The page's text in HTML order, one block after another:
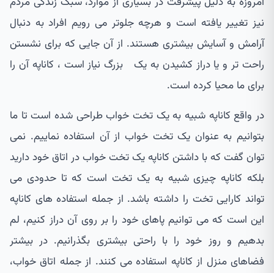
نیز تغییر یافته است و هرچه جلوتر می رویم افراد به دنبال
آرامش و آسایش بیشتری هستند. از آن جایی که برای نشستن
راحت تر و یا دراز کشیدن به یک بزرگ نیاز است ، کاناپه آن را
برای ما محیا کرده است.
در واقع کاناپه شبیه به یک تخت خواب طراحی شده است تا ما
بتوانیم به عنوان یک تخت خواب از آن استفاده نماییم. نمی
توان گفت که با داشتن کاناپه یک تخت خواب در اتاق خود دارید
بلکه کاناپه چیزی شبیه به یک تخت است که تا حدودی می
تواند کارایی تخت را داشته باشد. از جمله استفاده های کاناپه
این است که می توانیم پاهای خود را بر روی آن دراز کنیم، لم
بدهیم و روز خود را با راحتی بیشتری بگذرانیم. در بیشتر
فضاهای منزل از کاناپه استفاده می کنند. از جمله اتاق خواب،